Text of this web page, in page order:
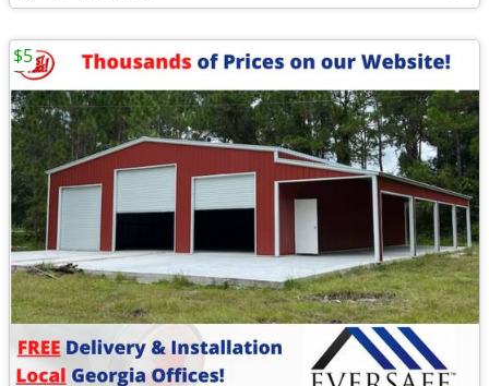
$5